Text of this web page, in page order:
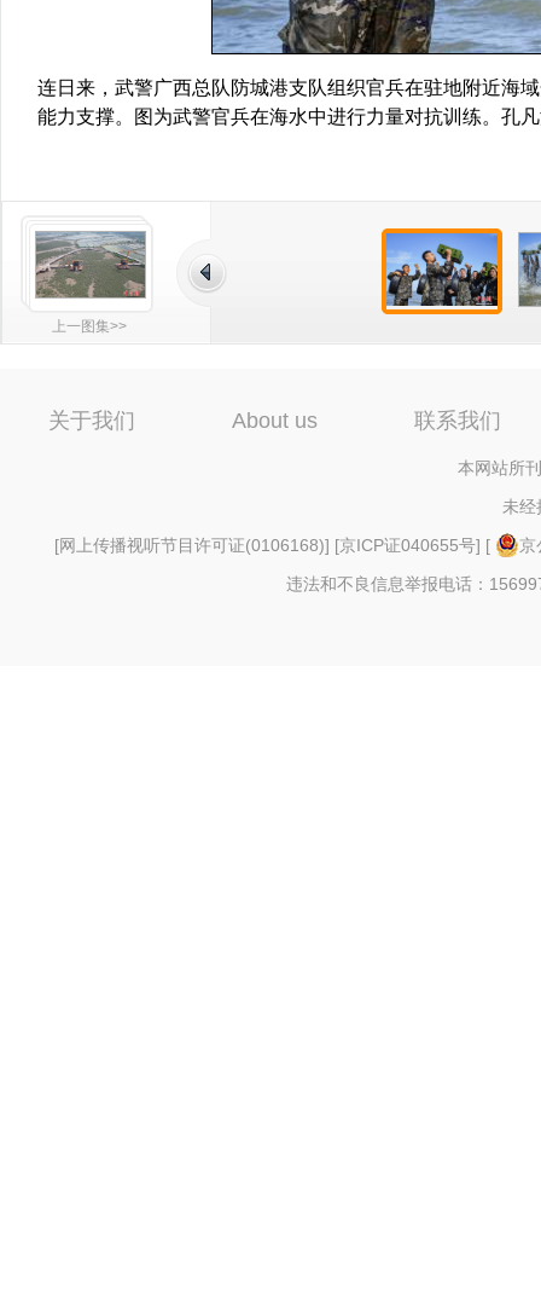
连日来，武警广西总队防城港支队组织官兵在驻地附近海
能力支撑。图为武警官兵在海水中进行力量对抗训练。孔
上一图集>>
关于我们 About us 联系我们
本网站所
未经
[网上传播视听节目许可证(0106168)] [京ICP证040655号] [
京
违法和不良信息举报电话：